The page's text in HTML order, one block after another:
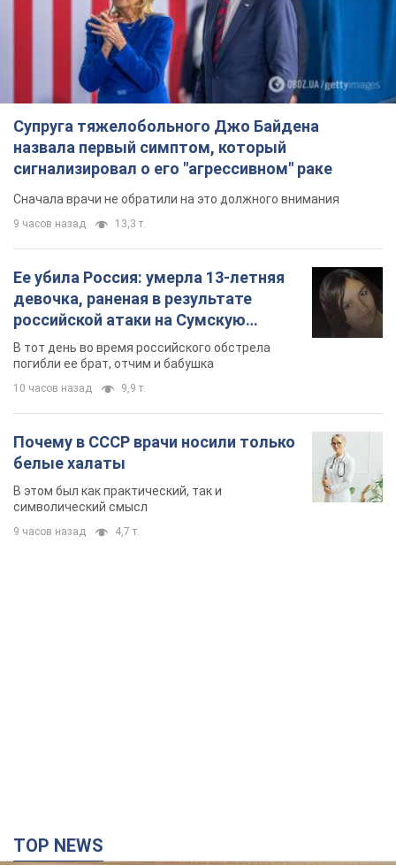
Супруга тяжелобольного Джо Байдена
назвала первый симптом, который
сигнализировал о его "агрессивном" раке
Сначала врачи не обратили на это должного внимания
9 часов назад 13,3 т.
Ее убила Россия: умерла 13-летняя
девочка, раненая в результате
российской атаки на Сумскую
область. Фото
В тот день во время российского обстрела
погибли ее брат, отчим и бабушка
10 часов назад 9,9 т.
Почему в СССР врачи носили только
белые халаты
В этом был как практический, так и
символический смысл
9 часов назад 4,7 т.
TOP NEWS